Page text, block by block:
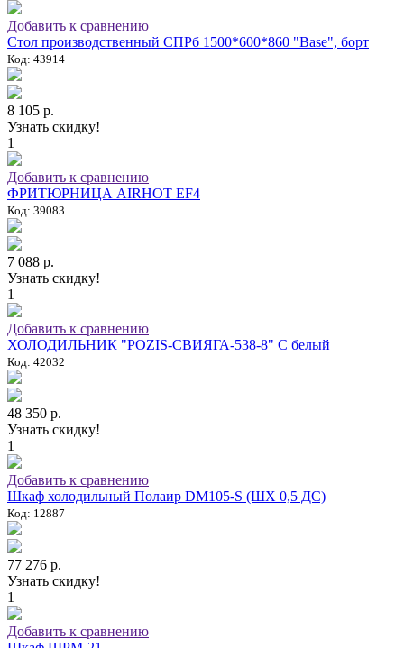
Добавить к сравнению
Стол производственный СПРб 1500*600*860 "Base", борт
Код: 43914
8 105 р.
Узнать скидку!
1
Добавить к сравнению
ФРИТЮРНИЦА AIRHOT EF4
Код: 39083
7 088 р.
Узнать скидку!
1
Добавить к сравнению
ХОЛОДИЛЬНИК "POZIS-СВИЯГА-538-8" C белый
Код: 42032
48 350 р.
Узнать скидку!
1
Добавить к сравнению
Шкаф холодильный Полаир DM105-S (ШХ 0,5 ДС)
Код: 12887
77 276 р.
Узнать скидку!
1
Добавить к сравнению